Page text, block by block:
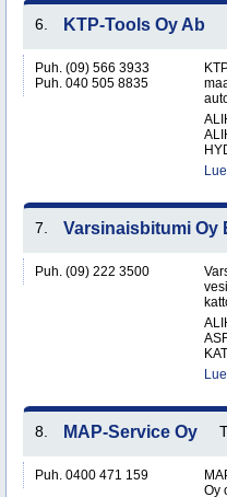
6. KTP-Tools Oy Ab
Puh. (09) 566 3933
Puh. 040 505 8835
7. Varsinaisbitumi Oy
Puh. (09) 222 3500
8. MAP-Service Oy
Puh. 0400 471 159
Oy